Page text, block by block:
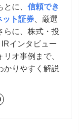
とに、 信頼でき
ット証券、厳選
らに、株式・投
インタビュー
オ事例まで、
かりやすく解説